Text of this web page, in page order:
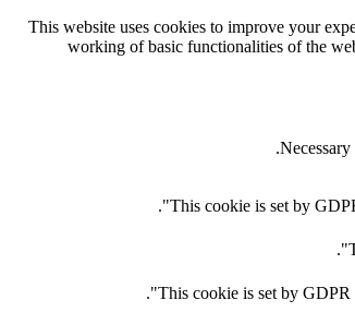
This website uses cookies to improve your
working of basic functionalities of the
This cookie is set by
This cookie is set by GDPR